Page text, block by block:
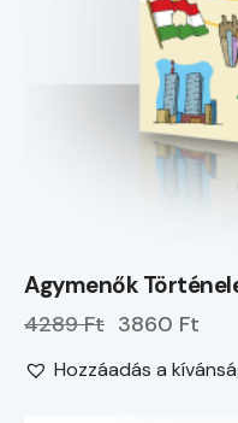
Agymenők
4289 Ft 3860 Ft
Hozzáadás a